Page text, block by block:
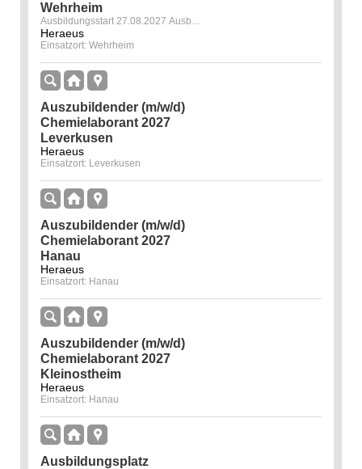
Wehrheim
Ausbildungsstart 27.08.2027 Ausbildungsdauer 3,5 Jahre
Heraeus
Einsatzort: Wehrheim
Auszubildender (m/w/d)
Chemielaborant 2027
Leverkusen
Heraeus
Einsatzort: Leverkusen
Auszubildender (m/w/d)
Chemielaborant 2027
Hanau
Heraeus
Einsatzort: Hanau
Auszubildender (m/w/d)
Chemielaborant 2027
Kleinostheim
Heraeus
Einsatzort: Hanau
Ausbildungsplatz